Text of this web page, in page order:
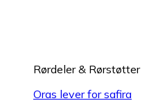
Rørdeler & Rørstøtter
Oras lever for safira